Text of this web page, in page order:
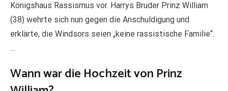
Königshaus Rassismus vor. Harrys Bruder Prinz William
(38) wehrte sich nun gegen die Anschuldigung und
erklärte, die Windsors seien „keine rassistische Familie“.
…
Wann war die Hochzeit von Prinz